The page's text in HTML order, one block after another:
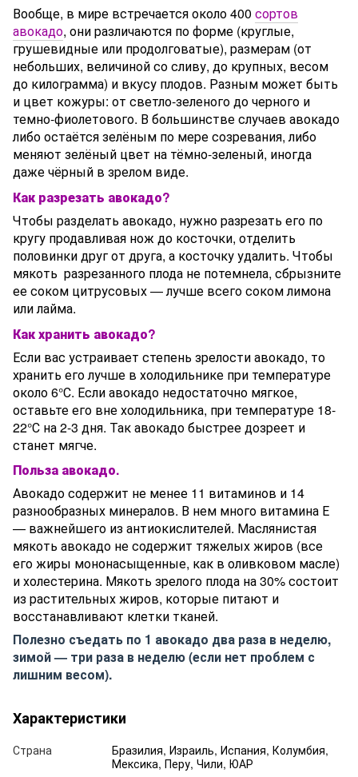
Вообще, в мире встречается около 400 сортов
авокадо, они различаются по форме (круглые,
грушевидные или продолговатые), размерам (от
небольших, величиной со сливу, до крупных, весом
до килограмма) и вкусу плодов. Разным может быть
и цвет кожуры: от светло-зеленого до черного и
темно-фиолетового. В большинстве случаев авокадо
либо остаётся зелёным по мере созревания, либо
меняют зелёный цвет на тёмно-зеленый, иногда
даже чёрный в зрелом виде.
Как разрезать авокадо?
Чтобы разделать авокадо, нужно разрезать его по
кругу продавливая нож до косточки, отделить
половинки друг от друга, а косточку удалить. Чтобы
мякоть разрезанного плода не потемнела, сбрызните
ее соком цитрусовых — лучше всего соком лимона
или лайма.
Как хранить авокадо?
Если вас устраивает степень зрелости авокадо, то
хранить его лучше в холодильнике при температуре
около 6°С. Если авокадо недостаточно мягкое,
оставьте его вне холодильника, при температуре 18-
22°С на 2-3 дня. Так авокадо быстрее дозреет и
станет мягче.
Польза авокадо.
Авокадо содержит не менее 11 витаминов и 14
разнообразных минералов. В нем много витамина Е
— важнейшего из антиокислителей. Маслянистая
мякоть авокадо не содержит тяжелых жиров (все
его жиры мононасыщенные, как в оливковом масле)
и холестерина. Мякоть зрелого плода на 30% состоит
из растительных жиров, которые питают и
восстанавливают клетки тканей.
Полезно съедать по 1 авокадо два раза в неделю,
зимой — три раза в неделю (если нет проблем с
лишним весом).
Характеристики
Страна
Бразилия, Израиль, Испания, Колумбия,
Мексика, Перу, Чили, ЮАР